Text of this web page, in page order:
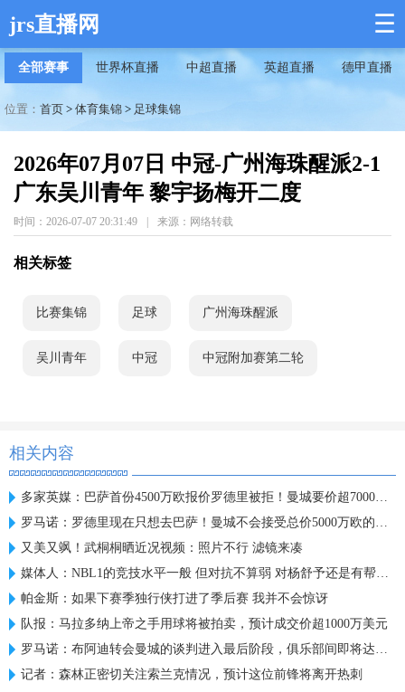
jrs直播网 ☰
全部赛事 世界杯直播 中超直播 英超直播 德甲直播
位置： 首页 > 体育集锦 > 足球集锦
2026年07月07日 中冠-广州海珠醒派2-1
广东吴川青年 黎宇扬梅开二度
时间：2026-07-07 20:31:49 来源：网络转载
相关标签
比赛集锦 足球 广州海珠醒派
吴川青年 中冠 中冠附加赛第二轮
相关内容
多家英媒：巴萨首份4500万欧报价罗德里被拒！曼城要价超7000万欧
罗马诺：罗德里现在只想去巴萨！曼城不会接受总价5000万欧的报价
又美又飒！武桐桐晒近况视频：照片不行 滤镜来凑
媒体人：NBL1的竞技水平一般 但对抗不算弱 对杨舒予还是有帮助的
帕金斯：如果下赛季独行侠打进了季后赛 我并不会惊讶
队报：马拉多纳上帝之手用球将被拍卖，预计成交价超1000万美元
罗马诺：布阿迪转会曼城的谈判进入最后阶段，俱乐部间即将达协议
记者：森林正密切关注索兰克情况，预计这位前锋将离开热刺